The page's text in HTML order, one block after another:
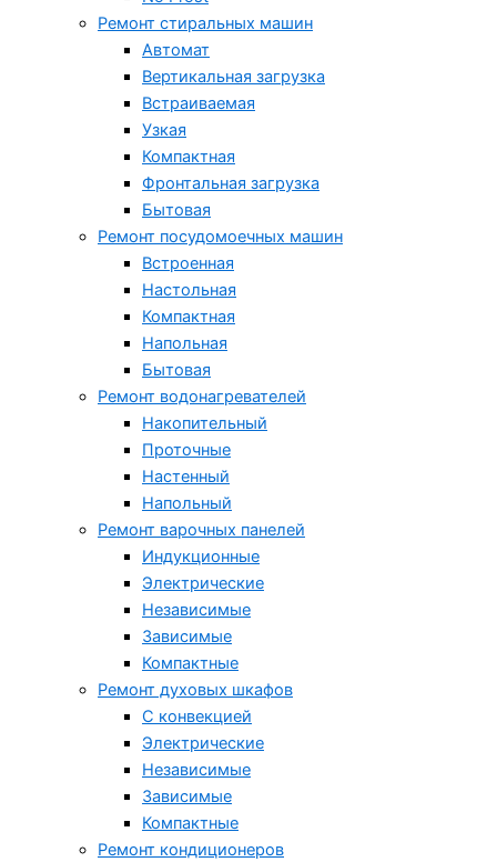
Ремонт стиральных машин
Автомат
Вертикальная загрузка
Встраиваемая
Узкая
Компактная
Фронтальная загрузка
Бытовая
Ремонт посудомоечных машин
Встроенная
Настольная
Компактная
Напольная
Бытовая
Ремонт водонагревателей
Накопительный
Проточные
Настенный
Напольный
Ремонт варочных панелей
Индукционные
Электрические
Независимые
Зависимые
Компактные
Ремонт духовых шкафов
С конвекцией
Электрические
Независимые
Зависимые
Компактные
Ремонт кондиционеров